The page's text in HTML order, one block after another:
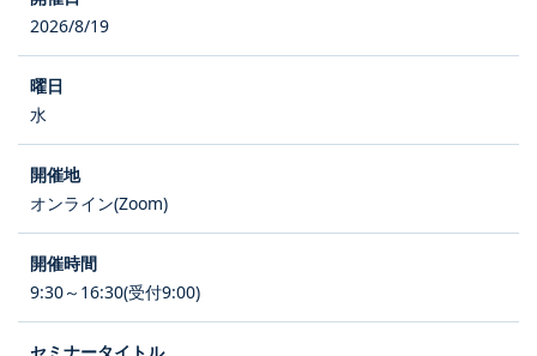
2026/8/19
水
オンライン(Zoom)
9:30～16:30(受付9:00)